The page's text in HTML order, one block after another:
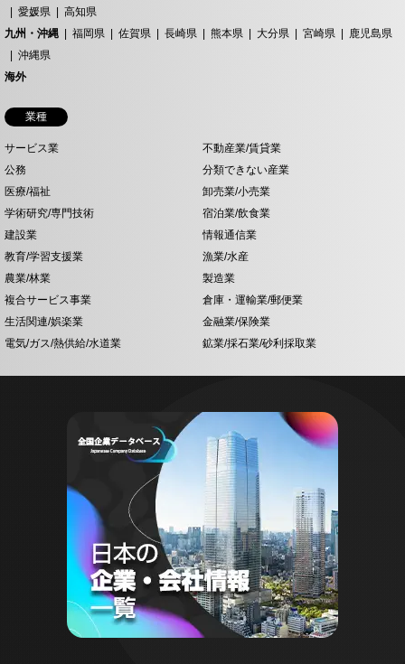
愛媛県
高知県
九州・沖縄
福岡県 佐賀県 長崎県 熊本県 大分県 宮崎県
鹿児島県
沖縄県
海外
業種
サービス業
不動産業/賃貸業
公務
分類できない産業
医療/福祉
卸売業/小売業
学術研究/専門技術
宿泊業/飲食業
建設業
情報通信業
教育/学習支援業
漁業/水産
農業/林業
製造業
複合サービス事業
倉庫・運輸業/郵便業
生活関連/娯楽業
金融業/保険業
電気/ガス/熱供給/水道業
鉱業/採石業/砂利採取業